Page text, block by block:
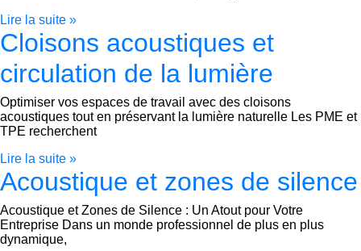
Lire la suite »
Cloisons acoustiques et
circulation de la lumière
Optimiser vos espaces de travail avec des cloisons
acoustiques tout en préservant la lumière naturelle Les PME et
TPE recherchent
Lire la suite »
Acoustique et zones de silence
Acoustique et Zones de Silence : Un Atout pour Votre
Entreprise Dans un monde professionnel de plus en plus
dynamique,